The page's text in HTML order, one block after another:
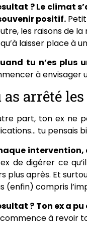
? Le climat
positif.
les raisons de
laisser place à
tu n’es plus
à envisager
as arrêté
part, ton ex ne
tu pensais
de digérer ce
plus après. Et
(enfin) compris
? Ton ex a
à revoir